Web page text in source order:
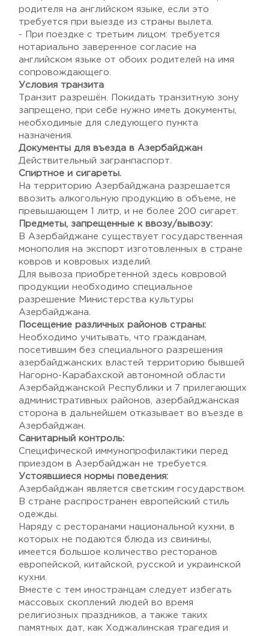
родителя на английском языке, если это
требуется при выезде из страны вылета.
- При поездке с третьим лицом: требуется
нотариально заверенное согласие на
английском языке от обоих родителей на имя
сопровождающего.
Условия транзита
Транзит разрешён. Покидать транзитную зону
запрещено, при себе нужно иметь документы,
необходимые для следующего пункта
назначения.
Документы для въезда в Азербайджан
Действительный загранпаспорт.
Спиртное и сигареты.
На территорию Азербайджана разрешается
ввозить алкогольную продукцию в объеме, не
превышающем 1 литр, и не более 200 сигарет.
Предметы, запрещенные к ввозу/вывозу:
В Азербайджане существует государственная
монополия на экспорт изготовленных в стране
ковров и ковровых изделий.
Для вывоза приобретенной здесь ковровой
продукции необходимо специальное
разрешение Министерства культуры
Азербайджана.
Посещение различных районов страны:
Необходимо учитывать, что гражданам,
посетившим без специального разрешения
азербайджанских властей территорию бывшей
Нагорно-Карабахской автономной области
Азербайджанской Республики и 7 прилегающих
административных районов, азербайджанская
сторона в дальнейшем отказывает во въезде в
Азербайджан.
Санитарный контроль:
Специфической иммунопрофилактики перед
приездом в Азербайджан не требуется.
Устоявшиеся нормы поведения:
Азербайджан является светским государством.
В стране распространен европейский стиль
одежды.
Наряду с ресторанами национальной кухни, в
которых не подаются блюда из свинины,
имеется большое количество ресторанов
европейской, китайской, русской и украинской
кухни.
Вместе с тем иностранцам следует избегать
массовых скоплений людей во время
религиозных праздников, а также таких
памятных дат, как Ходжалинская трагедия и